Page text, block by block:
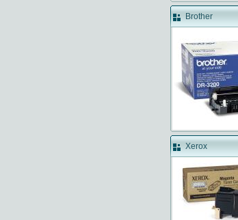
Brother
Xerox